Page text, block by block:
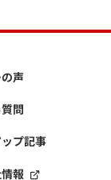
声
問
プ記事
報